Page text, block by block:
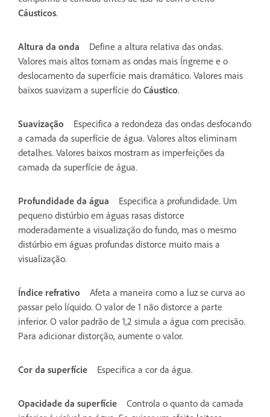
Cáusticos.
Altura da onda
Define a altura relativa das ondas.
Valores mais altos tornam as ondas mais Íngreme e o
deslocamento da superfície mais dramático. Valores mais
baixos suavizam a superfície do Cáustico.
Suavização
Especifica a redondeza das ondas desfocando
a camada da superfície de água. Valores altos eliminam
detalhes. Valores baixos mostram as imperfeições da
camada da superfície de água.
Profundidade da água
Especifica a profundidade. Um
pequeno distúrbio em águas rasas distorce
moderadamente a visualização do fundo, mas o mesmo
distúrbio em águas profundas distorce muito mais a
visualização.
Índice refrativo
Afeta a maneira como a luz se curva ao
passar pelo líquido. O valor de 1 não distorce a parte
inferior. O valor padrão de 1,2 simula a água com precisão.
Para adicionar distorção, aumente o valor.
Cor da superfície Especifica a cor da água.
Opacidade da superfície
Controla o quanto da camada